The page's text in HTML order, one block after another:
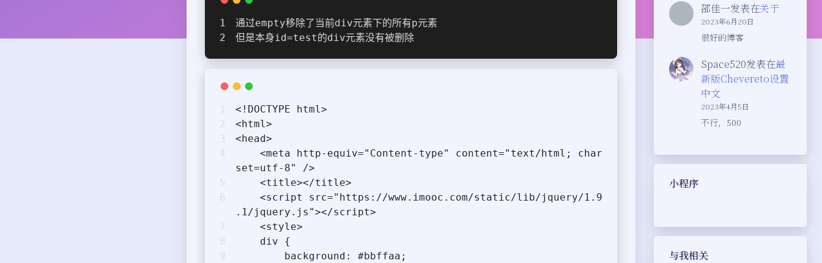
邵佳一发表在关于
2023年6月20日
很好的博客
Space520发表在最
新版Chevereto设置
中文
2023年4月5日
不行，500
小程序
与我相关
通过empty移除了当前div元素下的所有p元素
但是本身id=test的div元素没有被删除
<!DOCTYPE html>
<html>
<head>
set=utf-8" />
    <title></title>
.1/jquery.js"></script>
    <style>
    div {
        background: #bbffaa;